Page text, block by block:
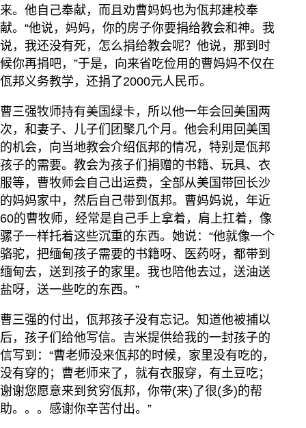
来。他自己奉献，而且劝曹妈妈也为佤邦建校奉
献。“他说，妈妈，你的房子你要捐给教会和神。我
说，我还没有死，怎么捐给教会呢？他说，那到时
候你再捐吧，”于是，向来省吃俭用的曹妈妈不仅在
佤邦义务教学，还捐了2000元人民币。
曹三强牧师持有美国绿卡，所以他一年会回美国两
次，和妻子、儿子们团聚几个月。他会利用回美国
的机会，向当地教会介绍佤邦的情况，特别是佤邦
孩子的需要。教会为孩子们捐赠的书籍、玩具、衣
服等，曹牧师会自己出运费，全部从美国带回长沙
的妈妈家中，然后自己带到佤邦。曹妈妈说，年近
60的曹牧师，经常是自己手上拿着，肩上扛着，像
骡子一样托着这些沉重的东西。她说：“他就像一个
骆驼，把缅甸孩子需要的书籍呀、医药呀，都带到
缅甸去，送到孩子的家里。我也陪他去过，送油送
盐呀，送一些吃的东西。”
曹三强的付出，佤邦孩子没有忘记。知道他被捕以
后，孩子们给他写信。吉米提供给我的一封孩子的
信写到：“曹老师没来佤邦的时候，家里没有吃的，
没有穿的；曹老师来了，就有衣服穿，有土豆吃；
谢谢您愿意来到贫穷佤邦，你带(来)了很(多)的帮
助。。。感谢你辛苦付出。”